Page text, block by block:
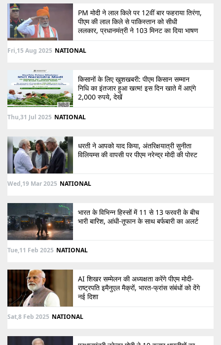
PM मोदी ने लाल किले पर 12वीं बार फहराया तिरंगा,
पीएम की लाल किले से पाकिस्तान को सीधी
ललकार, प्रधानमंत्री ने 103 मिनट का दिया भाषण
Fri,15 Aug 2025 NATIONAL
किसानों के लिए खुशखबरी: पीएम किसान सम्मान
निधि का इंतजार हुआ खत्म! इस दिन खाते में आएंगे
2,000 रुपये, देखें
Thu,31 Jul 2025 NATIONAL
धरती ने आपको याद किया, अंतरिक्षयात्री सुनीता
विलियम्स की वापसी पर पीएम नरेन्द्र मोदी की पोस्ट
Wed,19 Mar 2025 NATIONAL
भारत के विभिन्न हिस्सों में 11 से 13 फरवरी के बीच
भारी बारिश, आंधी-तूफान के साथ बर्फबारी का अलर्ट
Tue,11 Feb 2025 NATIONAL
AI शिखर सम्मेलन की अध्यक्षता करेंगे पीएम मोदी-
राष्ट्रपति इमैनुएल मैक्रों, भारत-फ्रांस संबंधों को देंगे
नई दिशा
Sat,8 Feb 2025 NATIONAL